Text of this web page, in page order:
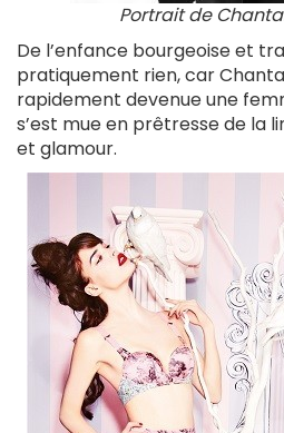
Portrait de
De l’enfance bourgeoise et
pratiquement rien, car
rapidement devenue une
s’est mue en prêtresse de la
et glamour.